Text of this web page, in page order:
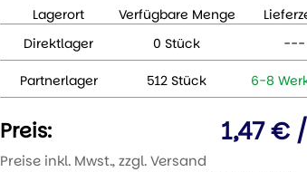
Lagerort Verfügbare Menge
Direktlager
0 Stück ---
Partnerlager 512 Stück 6-8
Preis: 1,47 €
Preise inkl. Mwst., zzgl. Versand